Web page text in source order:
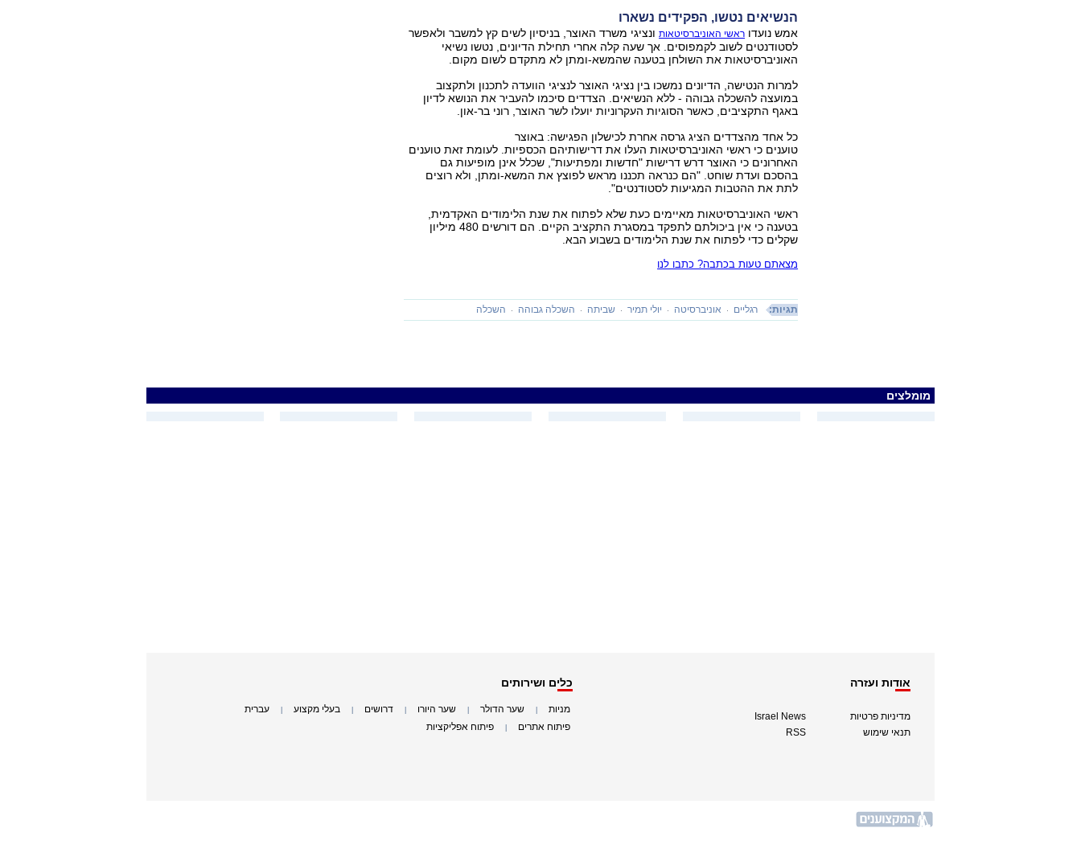
הנשיאים נטשו, הפקידים נשארו
אמש נועדו ראשי האוניברסיטאותונציגי משרד האוצר, בניסיון לשים קץ למשבר ולאפשר
לסטודנטים לשוב לקמפוסים. אך שעה קלה אחרי תחילת הדיונים, נטשו נשיאי
האוניברסיטאות את השולחן בטענה שהמשא-ומתן לא מתקדם לשום מקום.
למרות הנטישה, הדיונים נמשכו בין נציגי האוצר לנציגי הוועדה לתכנון ולתקצוב
במועצה להשכלה גבוהה - ללא הנשיאים. הצדדים סיכמו להעביר את הנושא לדיון
באגף התקציבים, כאשר הסוגיות העקרוניות יועלו לשר האוצר, רוני בר-און.
כל אחד מהצדדים הציג גרסה אחרת לכישלון הפגישה: באוצר
טוענים כי ראשי האוניברסיטאות העלו את דרישותיהם הכספיות. לעומת זאת טוענים
האחרונים כי האוצר דרש דרישות "חדשות ומפתיעות", שכלל אינן מופיעות גם
בהסכם ועדת שוחט. "הם כנראה תכננו מראש לפוצץ את המשא-ומתן, ולא רוצים
לתת את ההטבות המגיעות לסטודנטים".
ראשי האוניברסיטאות מאיימים כעת שלא לפתוח את שנת הלימודים האקדמית,
בטענה כי אין ביכולתם לתפקד במסגרת התקציב הקיים. הם דורשים 480 מיליון
שקלים כדי לפתוח את שנת הלימודים בשבוע הבא.
מצאתם טעות בכתבה? כתבו לנו
תגיות: רגליים אוניברסיטה יולי תמיר שביתה השכלה גבוהה השכלה
מומלצים
אודות ועזרה
מדיניות פרטיות
תנאי שימוש
Israel News
RSS
כלים ושירותים
מניות שער הדולר שער היורו דרושים בעלי מקצוע עברית
פיתוח אתרים פיתוח אפליקציות